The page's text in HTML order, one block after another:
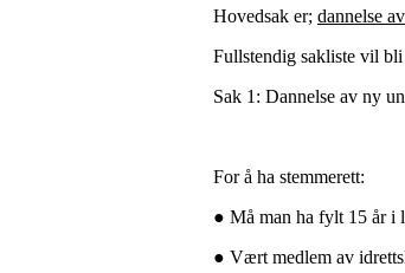
Hovedsak er; dannelse
Fullstendig sakliste vil
Sak 1: Dannelse av ny
For å ha stemmerett:
● Må man ha fylt 15 år i
● Vært medlem av